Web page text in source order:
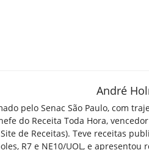
André
pelo Senac São Paulo, com
do Receita Toda Hora,
de Receitas). Teve receitas
R7 e NE10/UOL, e apresentou